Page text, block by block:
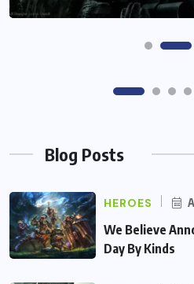
Blog Posts
HEROES
We Believe
Day By Kinds